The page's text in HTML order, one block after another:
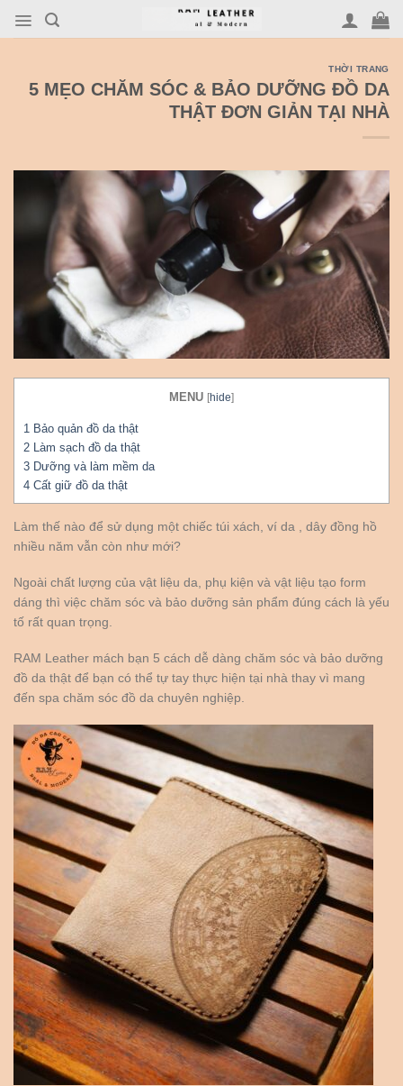
THỜI TRANG
5 MẸO CHĂM SÓC & BẢO DƯỠNG ĐỒ DA
THẬT ĐƠN GIẢN TẠI NHÀ
MENU [hide]
1 Bảo quản đồ da thật
2 Làm sạch đồ da thật
3 Dưỡng và làm mềm da
4 Cất giữ đồ da thật
Làm thế nào để sử dụng một chiếc túi xách, ví da , dây đồng hồ
nhiều năm vẫn còn như mới?
Ngoài chất lượng của vật liệu da, phụ kiện và vật liệu tạo form
dáng thì việc chăm sóc và bảo dưỡng sản phẩm đúng cách là yếu
tố rất quan trọng.
RAM Leather mách bạn 5 cách dễ dàng chăm sóc và bảo dưỡng
đồ da thật để bạn có thể tự tay thực hiện tại nhà thay vì mang
đến spa chăm sóc đồ da chuyên nghiệp.